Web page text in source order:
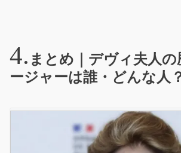
まとめ｜デヴィ夫人の
ージャーは誰・どんな人